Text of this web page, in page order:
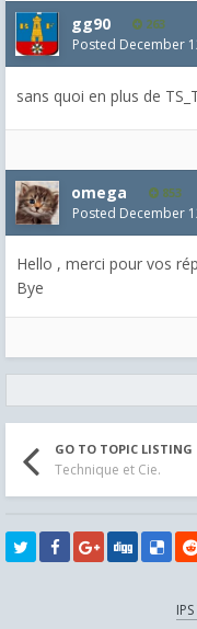
gg90 263
Posted December
sans quoi en plus de
omega 853
Posted December
Hello , merci pour vos
Bye
GO TO TOPIC LISTING
Technique et Cie.